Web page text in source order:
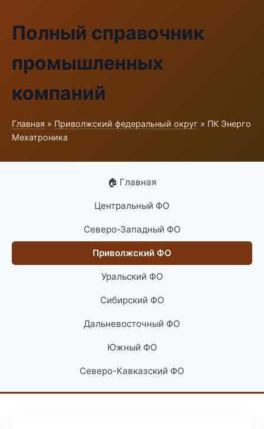
Полный справочник
промышленных
компаний
Главная » Приволжский федеральный округ » ПК Энерго
Мехатроника
🏠 Главная
Центральный ФО
Северо-Западный ФО
Приволжский ФО
Уральский ФО
Сибирский ФО
Дальневосточный ФО
Южный ФО
Северо-Кавказский ФО